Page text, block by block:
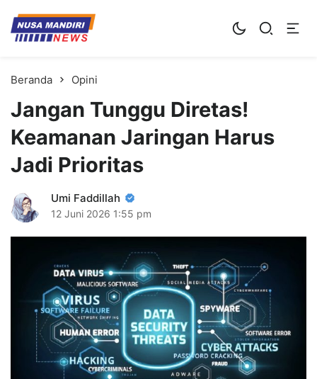
Kampus Digital Bisnis
Universitas Nusa Mandiri
Beranda Opini
Jangan Tunggu Diretas!
Keamanan Jaringan Harus
Jadi Prioritas
Umi Faddillah
12 Juni 2026 1:55 pm